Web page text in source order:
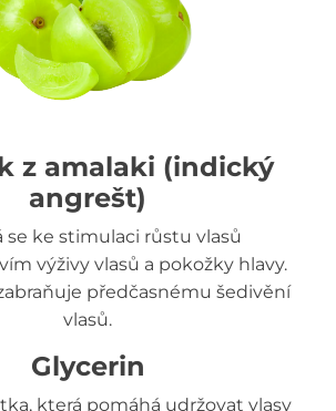
z amalaki (indický
angrešt)
se ke stimulaci růstu vlasů
výživy vlasů a pokožky hlavy.
předčasnému šedivění
vlasů.
Glycerin
která pomáhá udržovat vlasy